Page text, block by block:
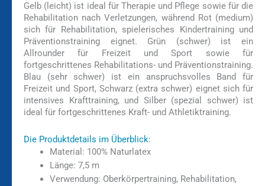
Gelb (leicht) ist ideal für Therapie und Pflege sowie für die
Rehabilitation nach Verletzungen, während Rot (medium)
sich für Rehabilitation, spielerisches Kindertraining und
Präventionstraining eignet. Grün (schwer) ist ein
Allrounder für Freizeit und Sport sowie für
fortgeschrittenes Rehabilitations- und Präventionstraining.
Blau (sehr schwer) ist ein anspruchsvolles Band für
Freizeit und Sport, Schwarz (extra schwer) eignet sich für
intensives Krafttraining, und Silber (spezial schwer) ist
ideal für fortgeschrittenes Kraft- und Athletiktraining.
Die Produktdetails im Überblick:
Material: 100% Naturlatex
Länge: 7,5 m
Verwendung: Oberkörpertraining, Rehabilitation,